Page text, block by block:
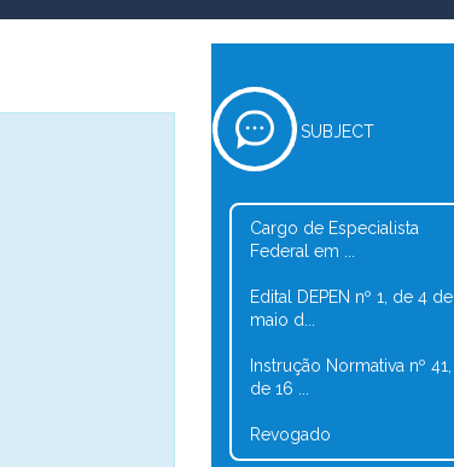
SUBJECT
Cargo de Especialista
Federal em ...
Edital DEPEN nº 1, de 4 de
maio d...
Instrução Normativa nº 41,
de 16 ...
Revogado